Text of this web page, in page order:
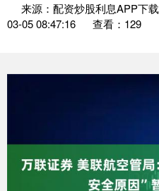
来源：配资炒股利息APP下载
03-05 08:47:16
查看：129